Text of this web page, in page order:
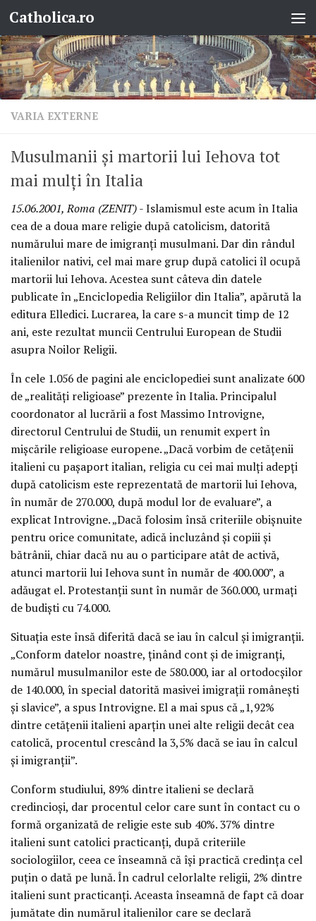
Skip to content
Catholica.ro
VARIA EXTERNE
Musulmanii şi martorii lui Iehova tot
mai mulţi în Italia
15.06.2001, Roma (ZENIT)- Islamismul este acum în Italia
cea de a doua mare religie după catolicism, datorită
numărului mare de imigranţi musulmani. Dar din rândul
italienilor nativi, cel mai mare grup după catolici îl ocupă
martorii lui Iehova. Acestea sunt câteva din datele
publicate în „Enciclopedia Religiilor din Italia”, apărută la
editura Elledici. Lucrarea, la care s-a muncit timp de 12
ani, este rezultat muncii Centrului European de Studii
asupra Noilor Religii.
În cele 1.056 de pagini ale enciclopediei sunt analizate 600
de „realităţi religioase” prezente în Italia. Principalul
coordonator al lucrării a fost Massimo Introvigne,
directorul Centrului de Studii, un renumit expert în
mişcările religioase europene. „Dacă vorbim de cetăţenii
italieni cu paşaport italian, religia cu cei mai mulţi adepţi
după catolicism este reprezentată de martorii lui Iehova,
în număr de 270.000, după modul lor de evaluare”, a
explicat Introvigne. „Dacă folosim însă criteriile obişnuite
pentru orice comunitate, adică incluzând şi copiii şi
bătrânii, chiar dacă nu au o participare atât de activă,
atunci martorii lui Iehova sunt în număr de 400.000”, a
adăugat el. Protestanţii sunt în număr de 360.000, urmaţi
de budişti cu 74.000.
Situaţia este însă diferită dacă se iau în calcul şi imigranţii.
„Conform datelor noastre, ţinând cont şi de imigranţi,
numărul musulmanilor este de 580.000, iar al ortodocşilor
de 140.000, în special datorită masivei imigraţii româneşti
şi slavice”, a spus Introvigne. El a mai spus că „1,92%
dintre cetăţenii italieni aparţin unei alte religii decât cea
catolică, procentul crescând la 3,5% dacă se iau în calcul
şi imigranţii”.
Conform studiului, 89% dintre italieni se declară
credincioşi, dar procentul celor care sunt în contact cu o
formă organizată de religie este sub 40%. 37% dintre
italieni sunt catolici practicanţi, după criteriile
sociologiilor, ceea ce înseamnă că îşi practică credinţa cel
puţin o dată pe lună. În cadrul celorlalte religii, 2% dintre
italieni sunt practicanţi. Aceasta înseamnă de fapt că doar
jumătate din numărul italienilor care se declară